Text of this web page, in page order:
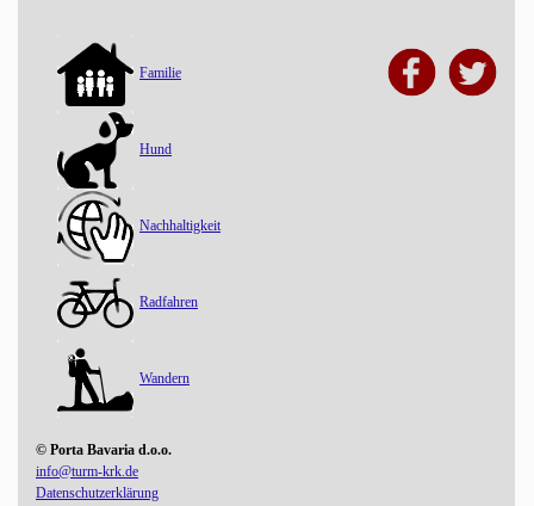
Familie
Hund
Nachhaltigkeit
Radfahren
Wandern
© Porta Bavaria d.o.o.
info@turm-krk.de
Datenschutzerklärung